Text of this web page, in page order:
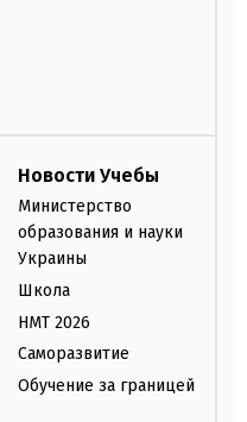
Новости Учебы
Министерство
образования и науки
Украины
Школа
НМТ 2026
Саморазвитие
Обучение за границей